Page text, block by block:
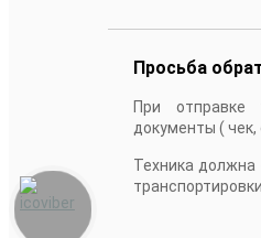
Просьба
При отправке
документы (
Техника
транспортировки.